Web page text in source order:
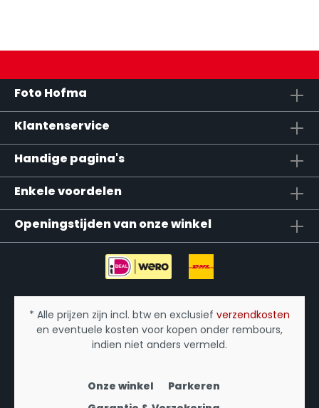
Foto Hofma
Klantenservice
Handige pagina's
Enkele voordelen
Openingstijden van onze winkel
* Alle prijzen zijn incl. btw en exclusief verzendkosten
en eventuele kosten voor kopen onder rembours,
indien niet anders vermeld.
Onze winkel
Parkeren